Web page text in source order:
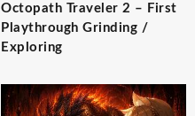
Octopath Traveler 2 – First
Playthrough Grinding /
Exploring